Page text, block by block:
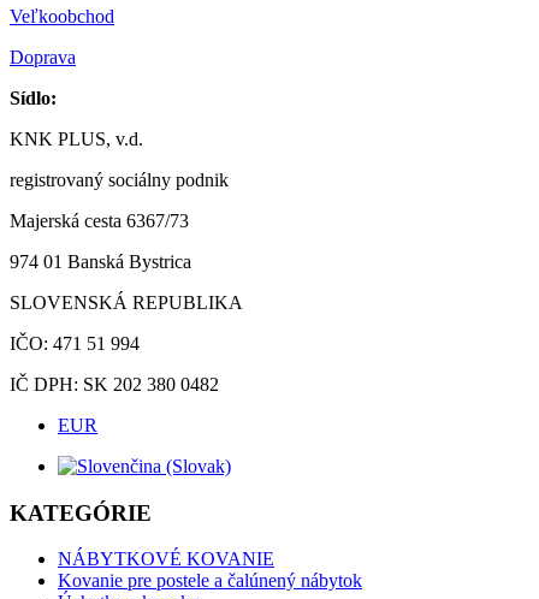
Veľkoobchod
Doprava
Sídlo:
KNK PLUS, v.d.
registrovaný sociálny podnik
Majerská cesta 6367/73
974 01 Banská Bystrica
SLOVENSKÁ REPUBLIKA
IČO: 471 51 994
IČ DPH: SK 202 380 0482
EUR
KATEGÓRIE
NÁBYTKOVÉ KOVANIE
Kovanie pre postele a čalúnený nábytok